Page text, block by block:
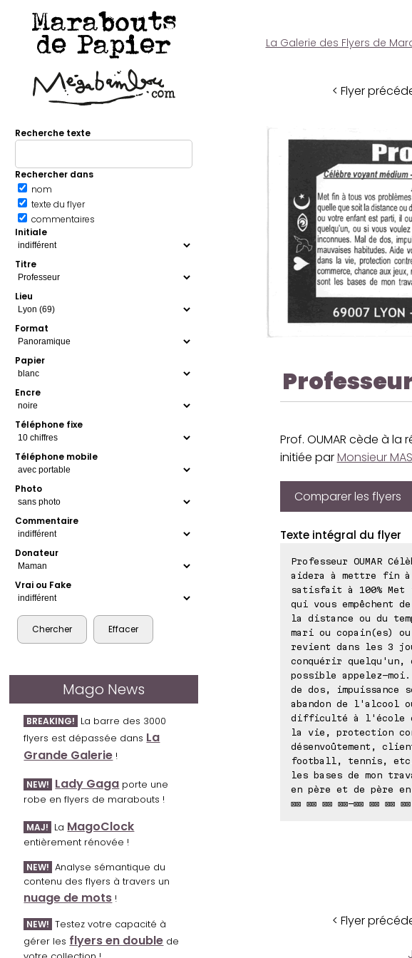
Marabouts
de Papier
Recherche texte
Rechercher dans
nom
texte du flyer
commentaires
Initiale
Titre
Lieu
Format
Papier
Encre
Téléphone fixe
Téléphone mobile
Photo
Commentaire
Donateur
Vrai ou Fake
Mago News
BREAKING! La barre des 3000
flyers est dépassée dans La
Grande Galerie !
NEW! Lady Gaga porte une
robe en flyers de marabouts !
MAJ! La MagoClock
entièrement rénovée !
NEW! Analyse sémantique du
contenu des flyers à travers un
nuage de mots !
NEW! Testez votre capacité à
gérer les flyers en double de
La Galerie des Flyers de
< Flyer
Prof. OUMAR cède à
initiée parMonsieur
Comparer les flyers
Texte intégral du flyer
Professeur OUMAR
aidera à mettre fin à
satisfait à 100%
qui vous empêchent
la distance ou du
mari ou copain(es)
revient dans les 3
conquérir
possible appelez-
de dos,
abandon de l'alcool
difficulté à l'école ou
la vie, protection
désenvoûtement,
football, tennis,
les bases de mon
en père et de père
⊠⊠ ⊠⊠ ⊠⊠ ⊠⊠-⊠⊠ ⊠⊠ ⊠⊠
< Flyer